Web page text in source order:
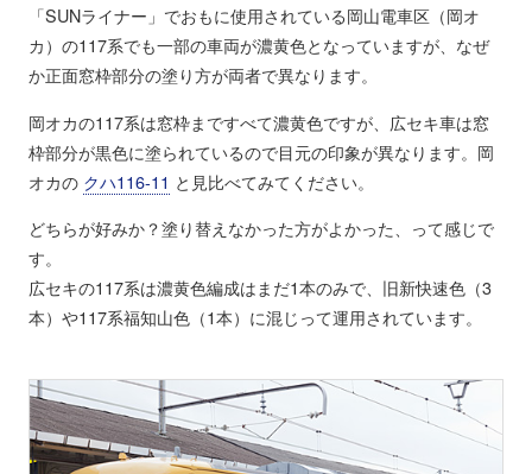
「SUNライナー」でおもに使用されている岡山電車区（岡オ
カ）の117系でも一部の車両が濃黄色となっていますが、なぜ
か正面窓枠部分の塗り方が両者で異なります。
岡オカの117系は窓枠まですべて濃黄色ですが、広セキ車は窓
枠部分が黒色に塗られているので目元の印象が異なります。岡
オカの クハ116-11 と見比べてみてください。
どちらが好みか？塗り替えなかった方がよかった、って感じで
す。
広セキの117系は濃黄色編成はまだ1本のみで、旧新快速色（3
本）や117系福知山色（1本）に混じって運用されています。